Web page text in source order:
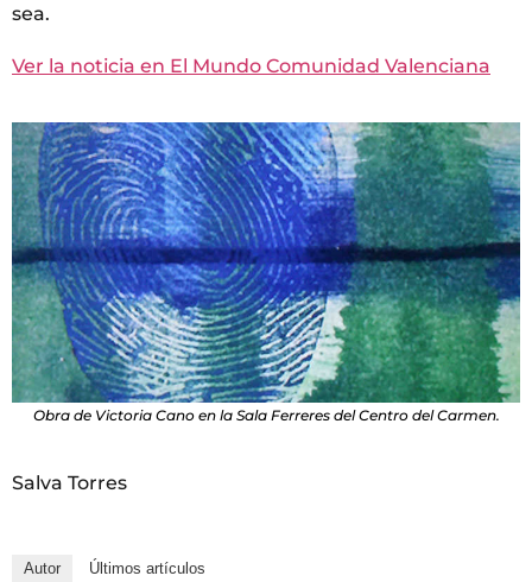
sea.
Ver la noticia en El Mundo Comunidad Valenciana
Obra de Victoria Cano en la Sala Ferreres del Centro del Carmen.
Salva Torres
Autor Últimos artículos